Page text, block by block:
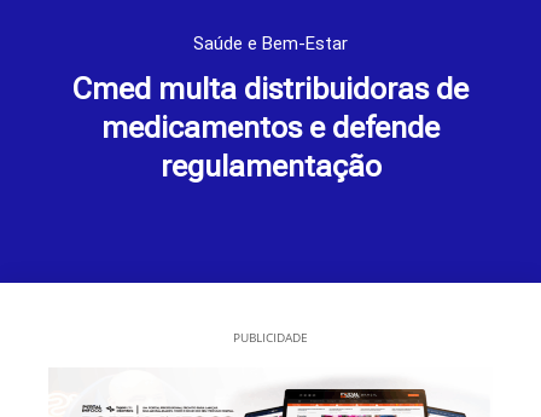
Saúde e Bem-Estar
Cmed multa distribuidoras de
medicamentos e defende
regulamentação
PUBLICIDADE